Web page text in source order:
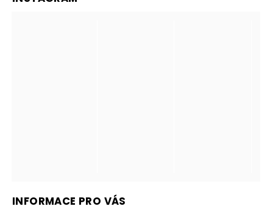
INFORMACE PRO VÁS